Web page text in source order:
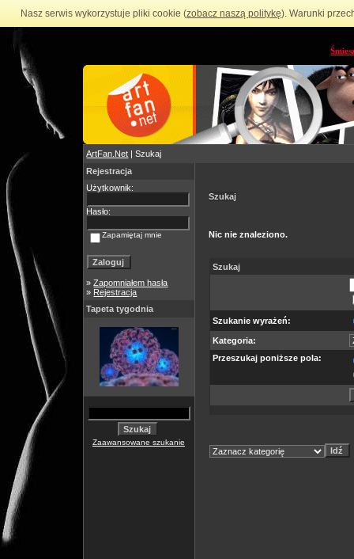
Nasz serwis wykorzystuje pliki cookie (zobacz naszą politykę). Warunki
ArtFan.Net | Szukaj
Rejestracja
Użytkownik:
Hasło:
Zapamiętaj mnie
»Zapomniałem hasła
» Rejestracja
Tapeta tygodnia
Zaawansowane szukanie
Szukaj
Nic nie znaleziono.
Szukaj
Szukanie wyrażeń:
Kategoria:
Przeszukaj poniższe pola: